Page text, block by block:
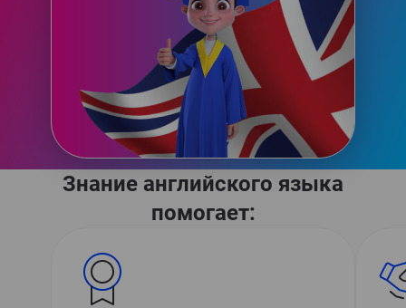
Знание английского языка
помогает: